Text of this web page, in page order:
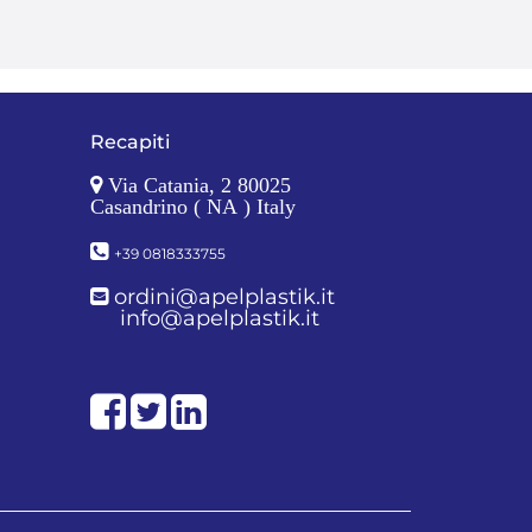
Recapiti
Via Catania, 2 80025
Casandrino ( NA ) Italy
+39 0818333755
ordini@apelplastik.it
info@apelplastik.it
Facebook
TwitterLinkedIn